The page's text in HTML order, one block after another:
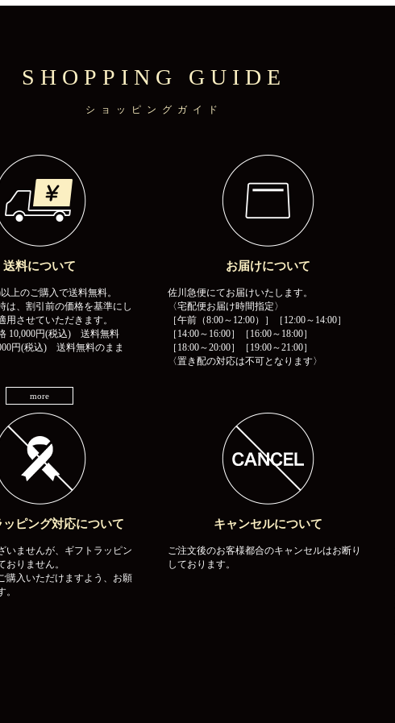
SHOPPING GUIDE
ショッピングガイド
送料について
上のご購入で送料無料。
は、割引前の価格を基準にし
用させていただきます。
10,000円(税込) 送料無料
円(税込) 送料無料のまま
more
お届けについて
佐川急便にてお届けいたします。
〈宅配便お届け時間指定〉
［午前（8:00～12:00）］［12:00～14:00］
［14:00～16:00］［16:00～18:00］
［18:00～20:00］［19:00～21:00］
〈置き配の対応は不可となります〉
ッピング対応について
いませんが、ギフトラッピン
おりません。
購入いただけますよう、お願
。
キャンセルについて
ご注文後のお客様都合のキャンセルはお断り
しております。